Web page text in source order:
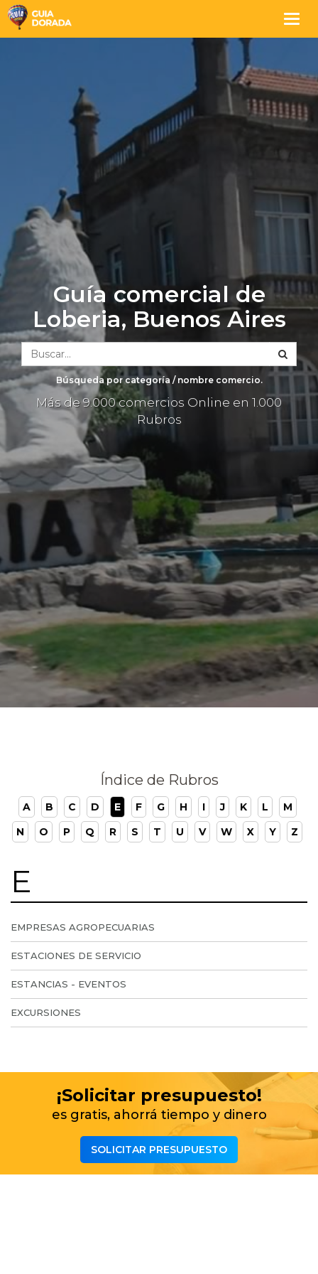
Guía comercial de
Loberia, Buenos Aires
Búsqueda por categoría / nombre comercio.
Más de 9.000 comercios Online en 1.000
Rubros
Índice de Rubros
A B C D E F G H I J K L
M
N
O P Q R S T U V W X Y Z
E
EMPRESAS AGROPECUARIAS
ESTACIONES DE SERVICIO
ESTANCIAS - EVENTOS
EXCURSIONES
¡Solicitar presupuesto!
es gratis, ahorrá tiempo y dinero
SOLICITAR PRESUPUESTO